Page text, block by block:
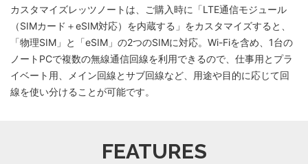
カスタマイズレッツノートは、ご購入時に「LTE通信モジュール
（SIMカード＋eSIM対応）を内蔵する」をカスタマイズすると、
「物理SIM」と「eSIM」の2つのSIMに対応。Wi-Fiを含め、1台の
ノートPCで複数の無線通信回線を利⽤できるので、仕事⽤とプラ
イベート⽤、メイン回線とサブ回線など、⽤途や⽬的に応じて回
線を使い分けることが可能です。
FEATURES